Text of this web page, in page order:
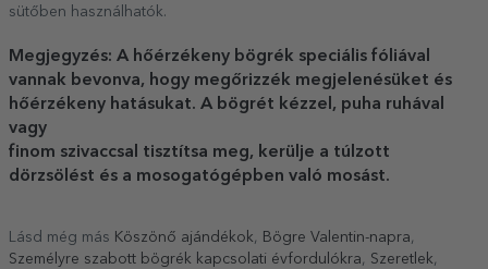
sütőben használhatók.
Megjegyzés: A hőérzékeny bögrék speciális fóliával
vannak bevonva, hogy megőrizzék megjelenésüket és
hőérzékeny hatásukat. A bögrét kézzel, puha ruhával
vagy
finom szivaccsal tisztítsa meg, kerülje a túlzott
dörzsölést és a mosogatógépben való mosást.
Lásd még más Köszönő ajándékok, Bögre Valentin-napra,
Személyre szabott bögrék kapcsolati évfordulókra, Szeretlek,